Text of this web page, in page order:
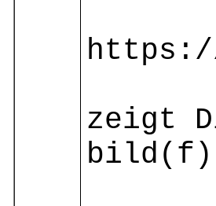
https://
zeigt
bild(f)